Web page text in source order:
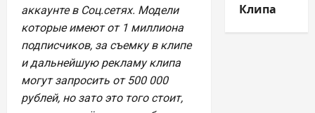
аккаунте в Соц.сетях. Модели
которые имеют от 1 миллиона
подписчиков, за съемку в клипе
и дальнейшую рекламу клипа
могут запросить от 500 000
рублей, но зато это того стоит,
Клипа